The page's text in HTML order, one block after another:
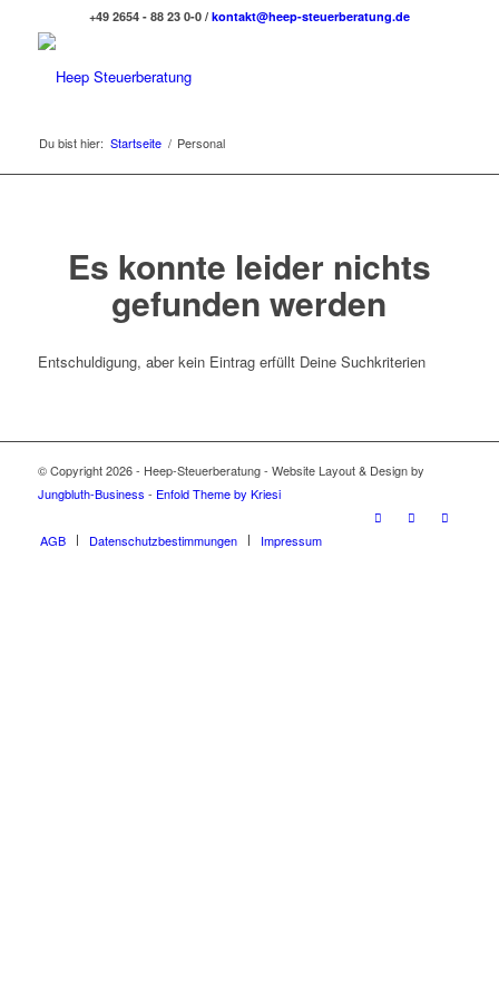
+49 2654 - 88 23 0-0 / kontakt@heep-steuerberatung.de
Du bist hier: Startseite / Personal
Es konnte leider nichts
gefunden werden
Entschuldigung, aber kein Eintrag erfüllt Deine Suchkriterien
© Copyright 2026 - Heep-Steuerberatung - Website Layout & Design by
Jungbluth-Business - Enfold Theme by Kriesi
AGB Datenschutzbestimmungen Impressum